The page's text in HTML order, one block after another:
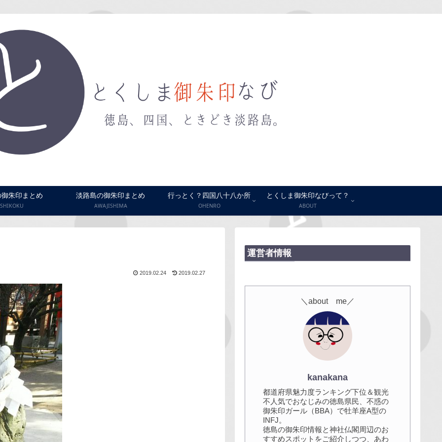
朱印まとめ
SHIKOKU
淡路島の御朱印まとめ
AWAJISHIMA
行っとく？四国八十八か所
OHENRO
とくしま御朱印なびって？
ABOUT
2019.02.24 2019.02.27
運営者情報
＼about me／
kanakana
都道府県魅力度ランキング下位＆観光
不人気でおなじみの徳島県民、不惑の
御朱印ガール（BBA）で牡羊座A型の
INFJ。
徳島の御朱印情報と神社仏閣周辺のお
すすめスポットをご紹介しつつ、あわ